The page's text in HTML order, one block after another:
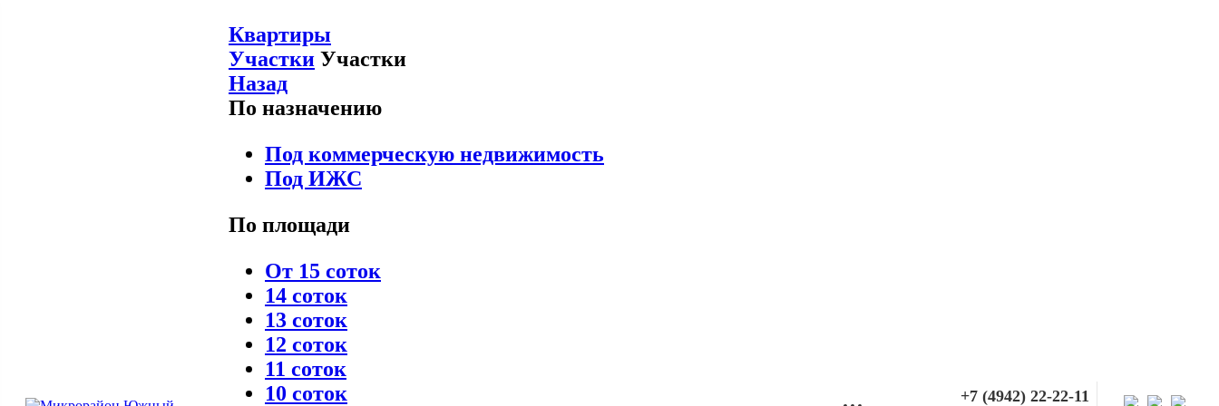
Квартиры
Участки Участки
Назад
По назначению
Под коммерческую недвижимость
Под ИЖС
По площади
От 15 соток
14 соток
13 соток
12 соток
11 соток
10 соток
+7 (4942) 22-22-11